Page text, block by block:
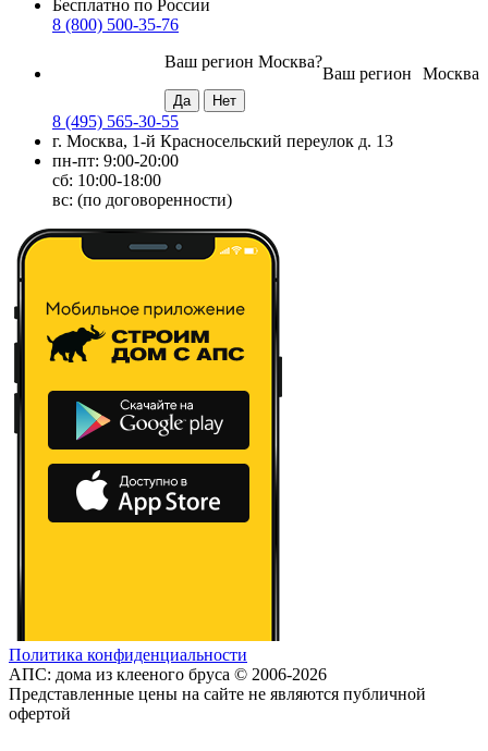
Бесплатно по России
8 (800) 500-35-76
Москва
Ваш регион
Ваш регион Москва?
8 (495) 565-30-55
г. Москва, 1-й Красносельский переулок д. 13
пн-пт: 9:00-20:00
сб: 10:00-18:00
вс: (по договоренности)
Политика конфиденциальности
АПС: дома из клееного бруса © 2006-2026
Представленные цены на сайте не являются публичной
офертой